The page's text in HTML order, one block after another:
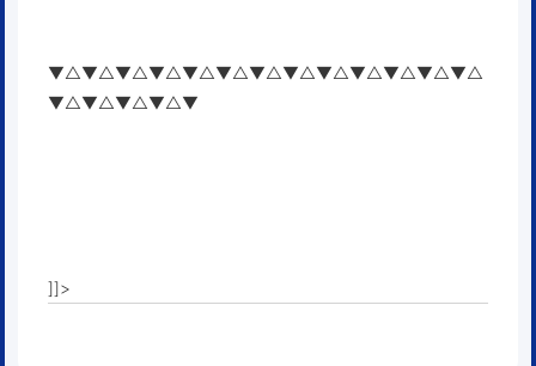
▼△▼△▼△▼△▼△▼△▼△▼△▼△▼△▼△▼△▼△
▼△▼△▼△▼△▼
]]>